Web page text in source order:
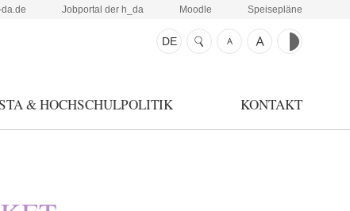
Jobportal der h_da Moodle Speisepläne
& HOCHSCHULPOLITIK KONTAKT
DE